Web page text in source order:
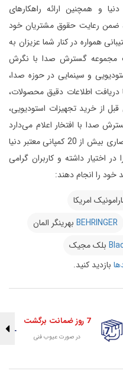
و همچنین ارائه راهکارهای
رعایت حقوق مشتریان خود
همواره در کنار شما عزیزان به
گسترش صدا با نگرش
و سینمایی در حوزه صدا،
دریافت اطلاعات دقیق محصولات،
از خرید تجهیزات استودیویی،
صدا با افتخار اعلام می‌دارد
این مجموعه در حال حاضر نمایندگی انحصاری بیش از 20 کمپانی معتبر دنیا
اختیار داشته و کاربران گرامی
را انجام دهند:
امریکا
BEHRINGER بهرینگر المان
بلک مجیک
بازدید کنید.
7 روز ضمانت برگشت
در صورت عیوب فنی